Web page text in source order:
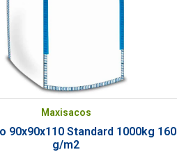
Maxisacos
90x90x110 Standard 1000kg 160
g/m2